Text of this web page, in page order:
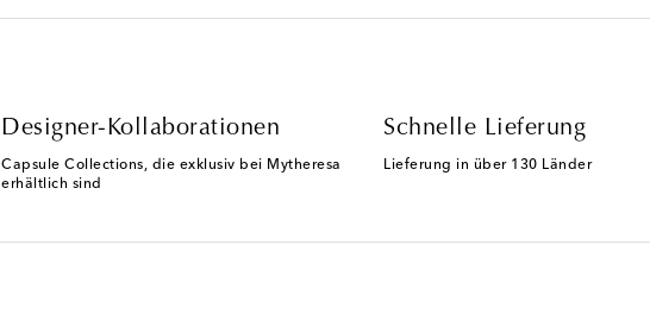
Designer-Kollaborationen
Capsule Collections, die exklusiv bei Mytheresa
erhältlich sind
Schnelle Lieferung
Lieferung in über 130 Länder